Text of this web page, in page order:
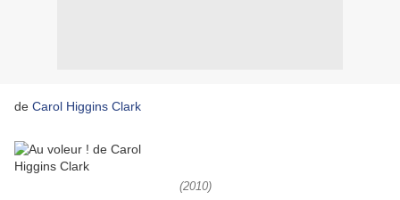
de Carol Higgins Clark
(2010)